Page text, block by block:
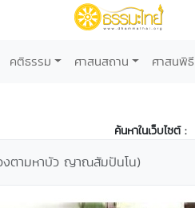
คติธรรม ศาสนสถาน ศาสนพิธี
ค้นหาในเว็บไซต์ :
งตามหาบัว ญาณสัมปันโน)